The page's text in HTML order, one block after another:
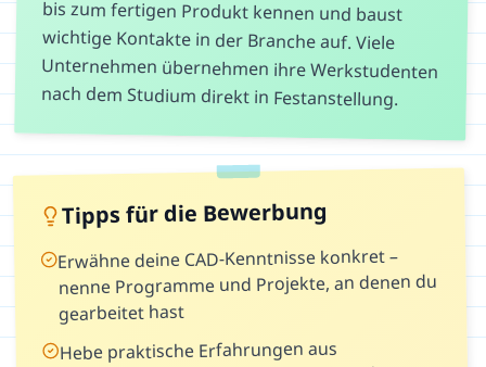
nach dem Studium direkt in Festanstellung.
Tipps für die Bewerbung
Erwähne deine CAD-Kenntnisse konkret –
nenne Programme und Projekte, an denen du
gearbeitet hast
Hebe praktische Erfahrungen aus